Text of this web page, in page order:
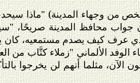
من وجهاء المدينة) "ماذا
جواب محافظ المدينة صريحًا،
عرف كيف يصدم مستمعيه،
الوفد الألماني "زملاء كتَّاب من
الآن، مثلما أنهم لن يخرجوا